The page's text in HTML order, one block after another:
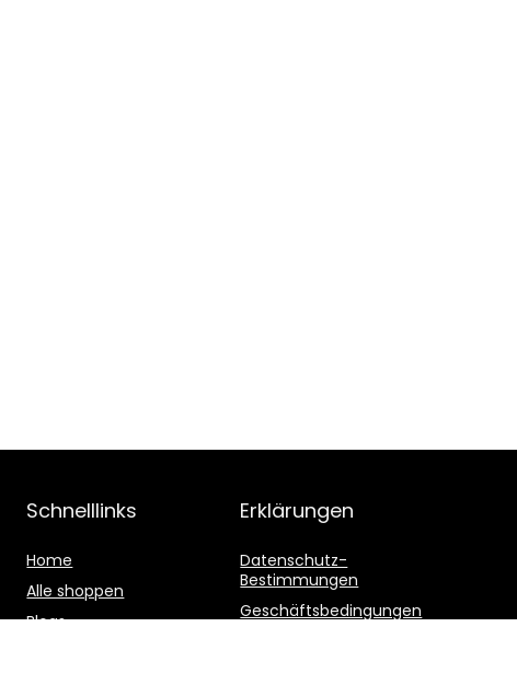
Schnelllinks
Home
Alle shoppen
Blogs
Erklärungen
Datenschutz-
Bestimmungen
Geschäftsbedingungen